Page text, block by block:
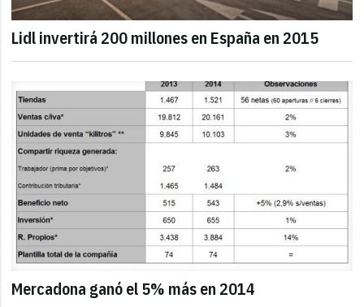
Lidl invertirá 200 millones en España en 2015
Mercadona ganó el 5% más en 2014